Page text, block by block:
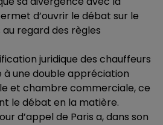
d’ouvrir le débat sur le
regard des règles
juridique des chauffeurs
à une double appréciation
et chambre commerciale, ce
le débat en la matière.
d’appel de Paris a, dans son